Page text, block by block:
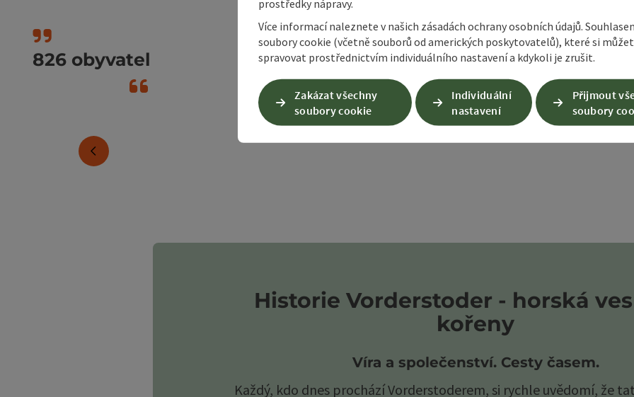
Okružní turistické stezky
otevřít copyright
otevřít copyright otevřít copyright
prostředky nápravy.
Více informací naleznete v našich zásadách ochrany osobních údajů.
soubory cookie (včetně souborů od amerických poskytovatelů), které si
spravovat prostřednictvím individuálního nastavení a kdykoli je zrušit.
Zakázat všechny
soubory cookie
Individuální
nastavení
Přijmout
soubory